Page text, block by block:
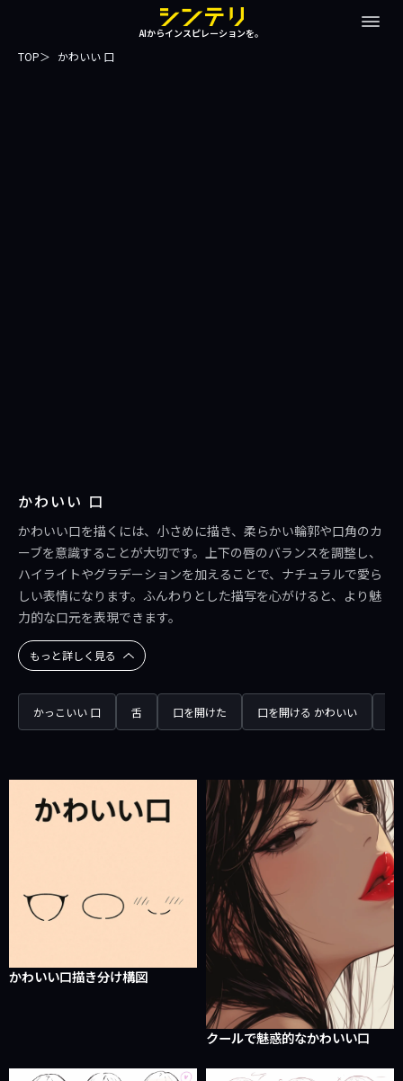
AIからインスピレーションを。
TOP かわいい 口
かわいい 口
かわいい口を描くには、小さめに描き、柔らかい輪郭や口角のカ
ーブを意識することが大切です。上下の唇のバランスを調整し、
ハイライトやグラデーションを加えることで、ナチュラルで愛ら
しい表情になります。ふんわりとした描写を心がけると、より魅
力的な口元を表現できます。
もっと詳しく見る
かっこいい 口 舌 口を開けた 口を開ける かわいい
かわいい口描き分け構図
クールで魅惑的なかわいい口